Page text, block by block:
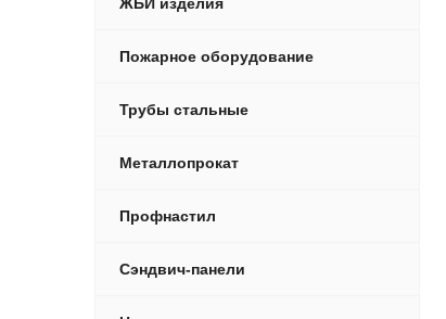
ЖБИ изделия
Пожарное оборудование
Трубы стальные
Металлопрокат
Профнастил
Сэндвич-панели